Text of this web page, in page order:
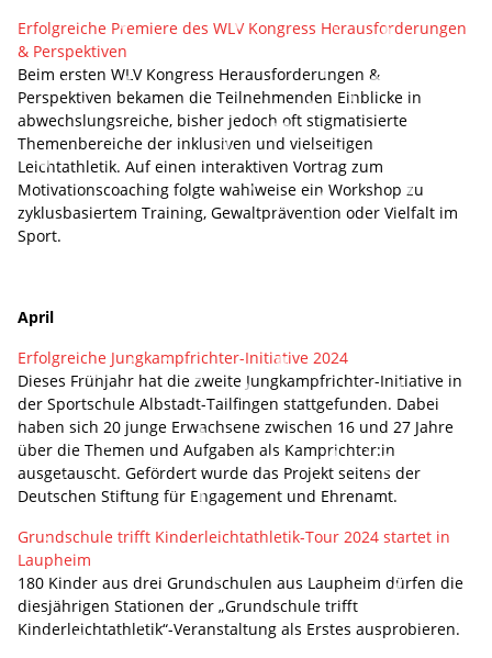
Erfolgreiche Premiere des WLV Kongress Herausforderungen
& Perspektiven
Beim ersten WLV Kongress Herausforderungen &
Perspektiven bekamen die Teilnehmenden Einblicke in
abwechslungsreiche, bisher jedoch oft stigmatisierte
Themenbereiche der inklusiven und vielseitigen
Leichtathletik. Auf einen interaktiven Vortrag zum
Motivationscoaching folgte wahlweise ein Workshop zu
zyklusbasiertem Training, Gewaltprävention oder Vielfalt im
Sport.
April
Erfolgreiche Jungkampfrichter-Initiative 2024
Dieses Frühjahr hat die zweite Jungkampfrichter-Initiative in
der Sportschule Albstadt-Tailfingen stattgefunden. Dabei
haben sich 20 junge Erwachsene zwischen 16 und 27 Jahre
über die Themen und Aufgaben als Kamprichter:in
ausgetauscht. Gefördert wurde das Projekt seitens der
Deutschen Stiftung für Engagement und Ehrenamt.
Grundschule trifft Kinderleichtathletik-Tour 2024 startet in
Laupheim
180 Kinder aus drei Grundschulen aus Laupheim dürfen die
diesjährigen Stationen der „Grundschule trifft
Kinderleichtathletik“-Veranstaltung als Erstes ausprobieren.